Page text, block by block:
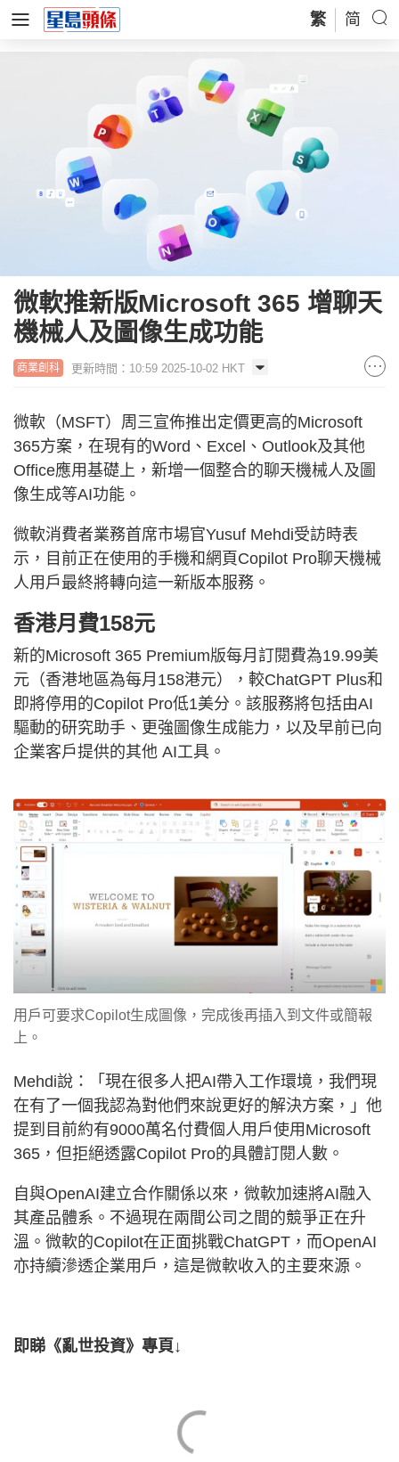
繁 简
微軟推新版Microsoft 365 增聊天
機械人及圖像生成功能
商業創科 更新時間：10:59 2025-10-02 HKT
微軟（MSFT）周三宣佈推出定價更高的Microsoft
365方案，在現有的Word、Excel、Outlook及其他
Office應用基礎上，新增一個整合的聊天機械人及圖
像生成等AI功能。
微軟消費者業務首席市場官Yusuf Mehdi受訪時表
示，目前正在使用的手機和網頁Copilot Pro聊天機械
人用戶最終將轉向這一新版本服務。
香港月費158元
新的Microsoft 365 Premium版每月訂閱費為19.99美
元（香港地區為每月158港元），較ChatGPT Plus和
即將停用的Copilot Pro低1美分。該服務將包括由AI
驅動的研究助手、更強圖像生成能力，以及早前已向
企業客戶提供的其他 AI工具。
用戶可要求Copilot生成圖像，完成後再插入到文件或簡報
上。
Mehdi說：「現在很多人把AI帶入工作環境，我們現
在有了一個我認為對他們來說更好的解決方案，」他
提到目前約有9000萬名付費個人用戶使用Microsoft
365，但拒絕透露Copilot Pro的具體訂閱人數。
自與OpenAI建立合作關係以來，微軟加速將AI融入
其產品體系。不過現在兩間公司之間的競爭正在升
溫。微軟的Copilot在正面挑戰ChatGPT，而OpenAI
亦持續滲透企業用戶，這是微軟收入的主要來源。
即睇《亂世投資》專頁↓